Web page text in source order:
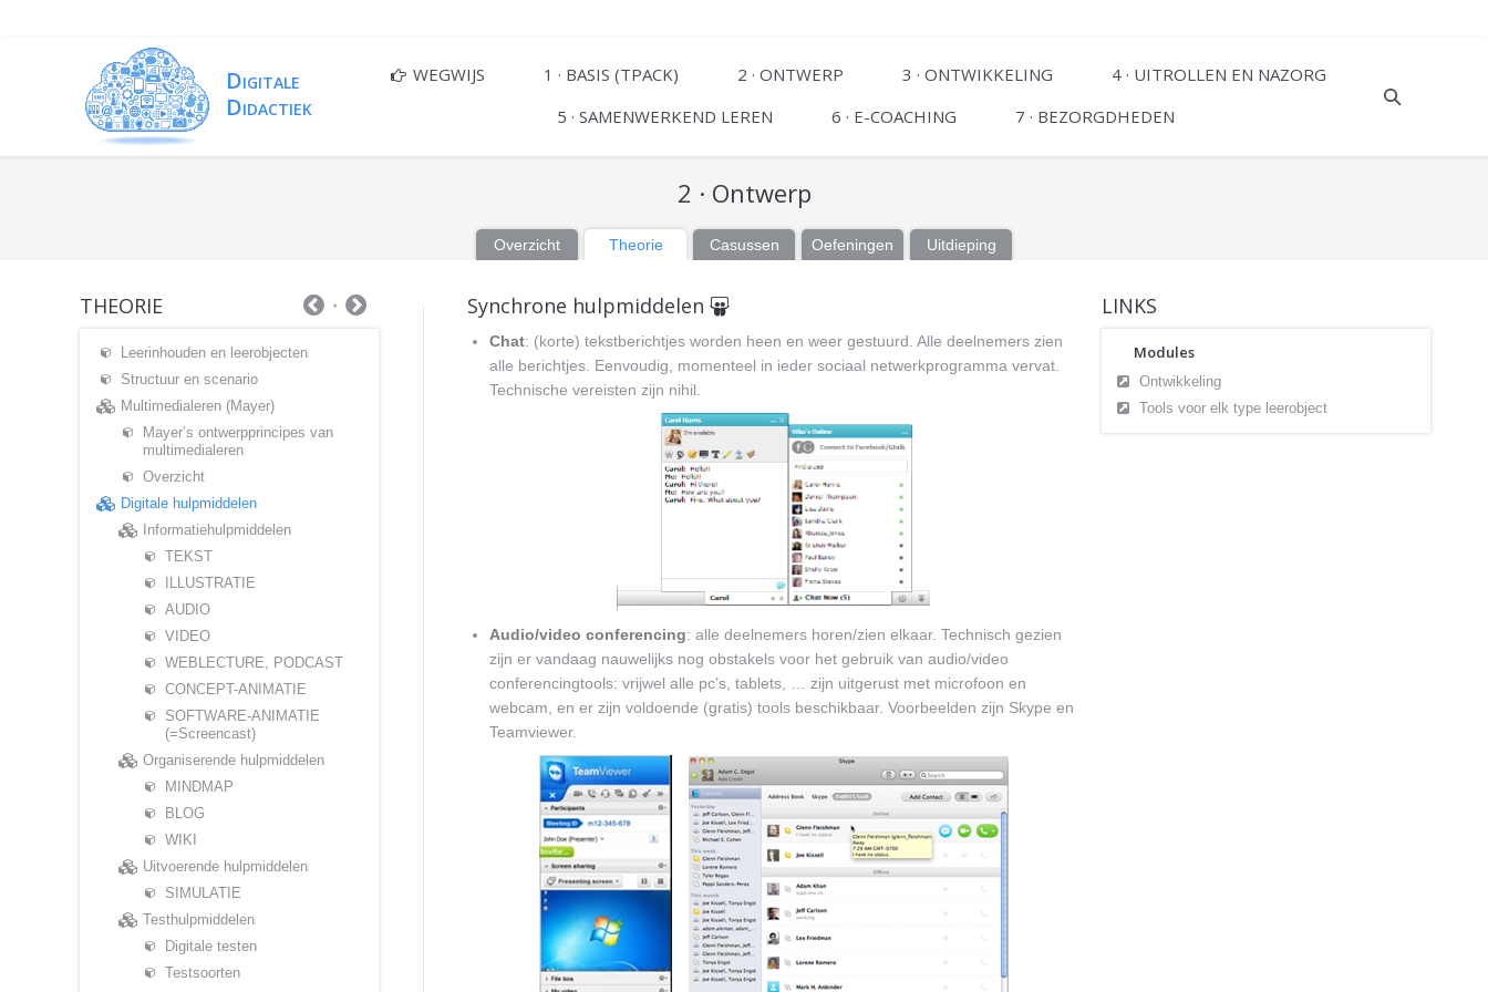
WEGWIJS 1 · BASIS (TPACK) 2 · ONTWERP 3 · ONTWIKKELING
4 · UITROLLEN EN NAZORG
5 · SAMENWERKEND LEREN
6 · E-COACHING 7 · BEZORGDHEDEN
2 · Ontwerp
Overzicht Theorie Casussen Oefeningen Uitdieping
Synchrone hulpmiddelen
Chat: (korte) tekstberichtjes worden heen en weer gestuurd. Alle deelnemers zien
alle berichtjes. Eenvoudig, momenteel in ieder sociaal netwerkprogramma vervat.
Technische vereisten zijn nihil.
Audio/video conferencing: alle deelnemers horen/zien elkaar. Technisch gezien
zijn er vandaag nauwelijks nog obstakels voor het gebruik van audio/video
conferencingtools: vrijwel alle pc’s, tablets, … zijn uitgerust met microfoon en
webcam, en er zijn voldoende (gratis) tools beschikbaar. Voorbeelden zijn Skype en
Teamviewer.
LINKS
Modules
Ontwikkeling
Tools voor elk type leerobject
THEORIE
Leerinhouden en leerobjecten
Structuur en scenario
Multimedialeren (Mayer)
Mayer’s ontwerpprincipes van
multimedialeren
Overzicht
Digitale hulpmiddelen
Informatiehulpmiddelen
TEKST
ILLUSTRATIE
AUDIO
VIDEO
WEBLECTURE, PODCAST
CONCEPT-ANIMATIE
SOFTWARE-ANIMATIE
(=Screencast)
Organiserende hulpmiddelen
MINDMAP
BLOG
WIKI
Uitvoerende hulpmiddelen
SIMULATIE
Testhulpmiddelen
Digitale testen
Testsoorten